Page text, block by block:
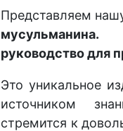
Представляем
руководство для
Это уникальное
источником
стремится к